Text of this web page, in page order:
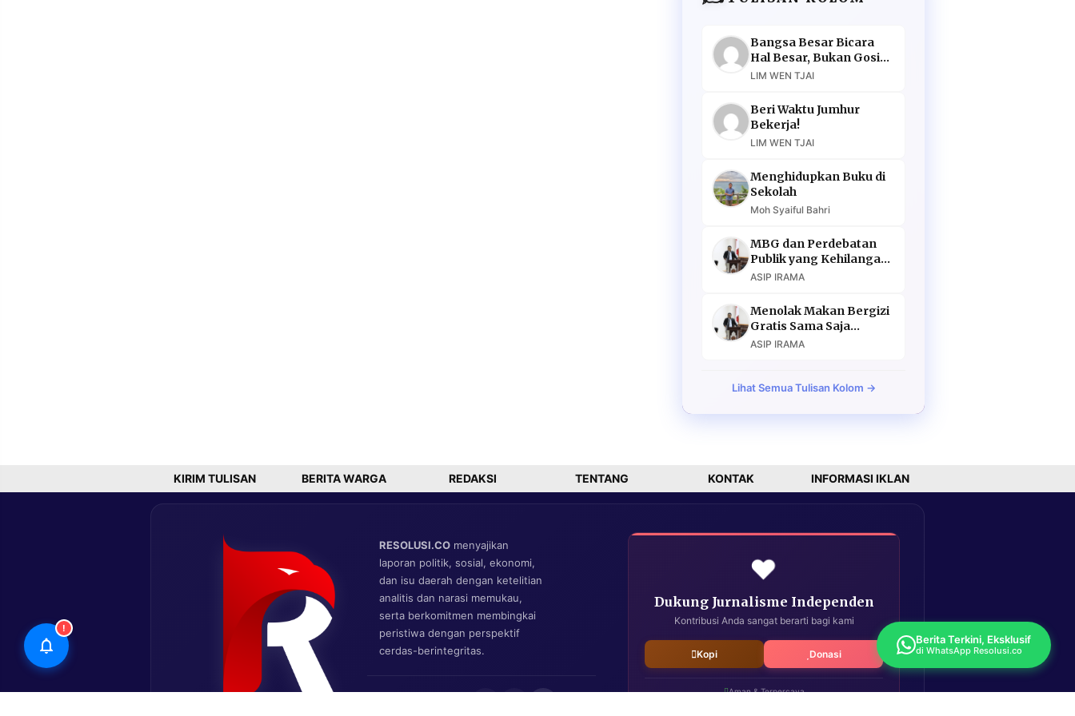
Bangsa Besar Bicara
Hal Besar, Bukan Gosip
Murahan
LIM WEN TJAI
Beri Waktu Jumhur
Bekerja!
LIM WEN TJAI
Menghidupkan Buku di
Sekolah
Moh Syaiful Bahri
MBG dan Perdebatan
Publik yang Kehilangan
Argumen
ASIP IRAMA
Menolak Makan Bergizi
Gratis Sama Saja
Menolak Masa Depan
ASIP IRAMA
Lihat Semua Tulisan Kolom →
KIRIM TULISAN BERITA WARGA REDAKSI TENTANG KONTAK INFORMASI IKLAN
RESOLUSI.CO menyajikan
laporan politik, sosial, ekonomi,
dan isu daerah dengan ketelitian
analitis dan narasi memukau,
serta berkomitmen membingkai
peristiwa dengan perspektif
cerdas-berintegritas.
❤️
Dukung Jurnalisme Independen
Kontribusi Anda sangat berarti bagi kami
Kopi Donasi
Aman & Terpercaya
!
Berita Terkini, Eksklusif
di WhatsApp Resolusi.co